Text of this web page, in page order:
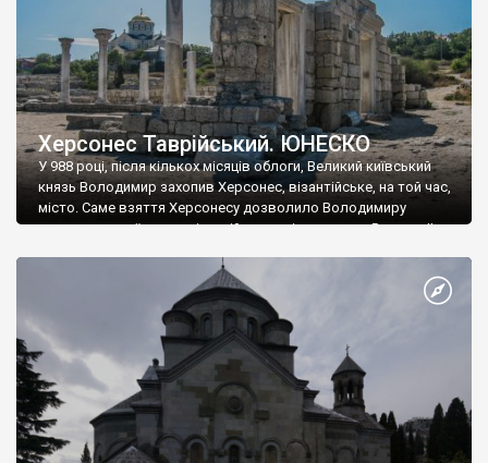
Херсонес Таврійський. ЮНЕСКО
У 988 році, після кількох місяців облоги, Великий київський
князь Володимир захопив Херсонес, візантійське, на той час,
місто. Саме взяття Херсонесу дозволило Володимиру
диктувати свої умови візантійському імператору Василю ІІ, та
Херсонесі Володимир-язичник, став Василем-християнином.
А потім було Хрещення Русі. На честь Херсонесу Таврійського